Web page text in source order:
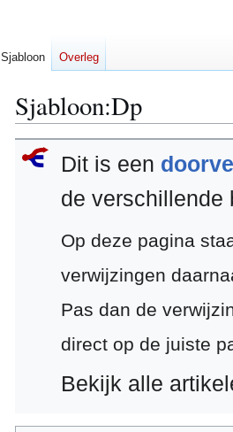
Sjabloon:Dp
Naar
navigatie
Naar
zoeken
Dit is een
de verschillende
Op deze pagina
verwijzingen
Pas dan de
direct op de juiste
Bekijk alle
Sjabloon Overleg